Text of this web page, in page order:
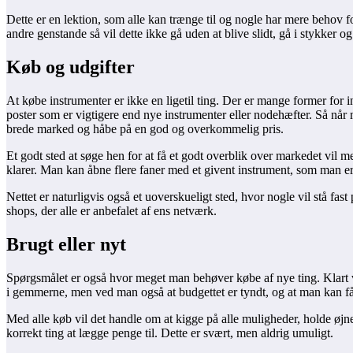
Dette er en lektion, som alle kan trænge til og nogle har mere behov
andre genstande så vil dette ikke gå uden at blive slidt, gå i stykker
Køb og udgifter
At købe instrumenter er ikke en ligetil ting. Der er mange former for
poster som er vigtigere end nye instrumenter eller nodehæfter. Så
brede marked og håbe på en god og overkommelig pris.
Et godt sted at søge hen for at få et godt overblik over markedet vil
klarer. Man kan åbne flere faner med et givent instrument, som man
Nettet er naturligvis også et uoverskueligt sted, hvor nogle vil stå
shops, der alle er anbefalet af ens netværk.
Brugt eller nyt
Spørgsmålet er også hvor meget man behøver købe af nye ting.
i gemmerne, men ved man også at budgettet er tyndt, og at man kan
Med alle køb vil det handle om at kigge på alle muligheder, holde
korrekt ting at lægge penge til. Dette er svært, men aldrig umuligt.